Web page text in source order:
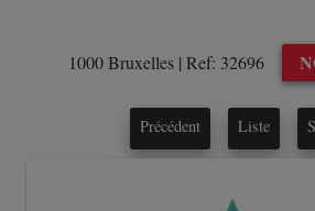
1000 Bruxelles | Ref: 32696
Précédent Liste